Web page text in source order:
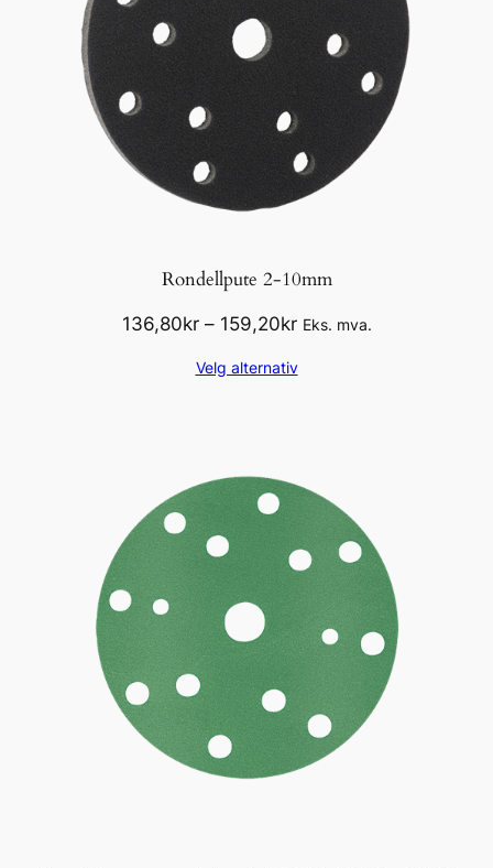
Rondellpute 2-10mm
136,80kr – 159,20krPrisområde:
til
Eks. mva.
Velg alternativ